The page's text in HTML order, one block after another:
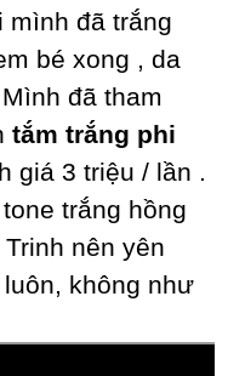
mình đã trắng
bé xong , da
đã tham
tắm trắng phi
giá 3 triệu / lần .
trắng hồng
nên yên
không như